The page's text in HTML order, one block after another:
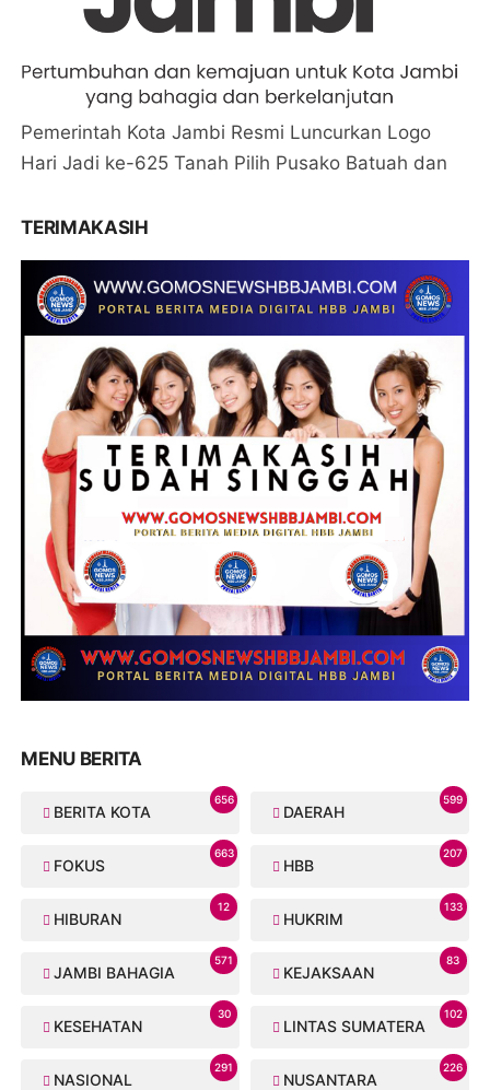
Pemerintah Kota Jambi Resmi Luncurkan Logo
Hari Jadi ke-625 Tanah Pilih Pusako Batuah dan
TERIMAKASIH
MENU BERITA
BERITA KOTA
656
DAERAH
599
FOKUS
663
HBB
207
HIBURAN
12
HUKRIM
133
JAMBI BAHAGIA
571
KEJAKSAAN
83
KESEHATAN
30
LINTAS SUMATERA
102
NASIONAL
291
NUSANTARA
226